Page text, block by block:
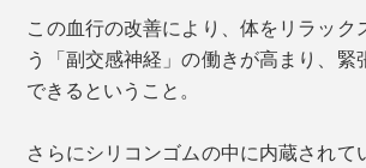
この血行の改善により、体をリラック
う「副交感神経」の働きが高まり、緊
できるということ。
さらにシリコンゴムの中に内蔵されて